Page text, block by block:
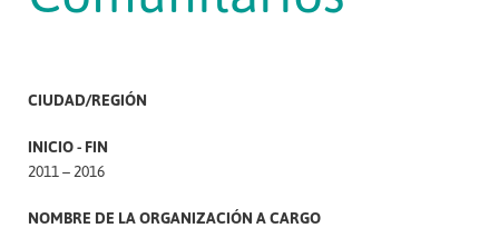
CIUDAD/REGIÓN
INICIO - FIN
2011 – 2016
NOMBRE DE LA ORGANIZACIÓN A CARGO